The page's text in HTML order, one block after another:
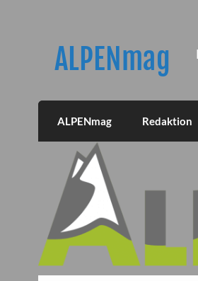
ALPENmag
ALPENmag Redaktion